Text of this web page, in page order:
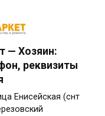
— Хозяин:
реквизиты
Енисейская (снт